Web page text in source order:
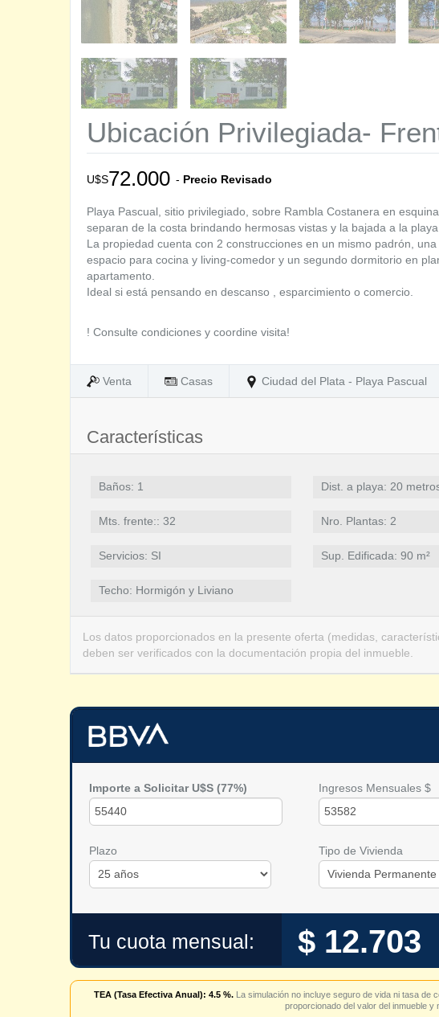
Ubicación Privilegiada-
U$S72.000 - Precio Revisado
Playa Pascual, sitio privilegiado, sobre Rambla Costanera en
separan de la costa brindando hermosas vistas y la bajada a la playa
La propiedad cuenta con 2 construcciones en un mismo padrón,
espacio para cocina y living-comedor y un segundo dormitorio en
apartamento.
Ideal si está pensando en descanso , esparcimiento o comercio.
! Consulte condiciones y coordine visita!
Venta Casas Ciudad del Plata - Playa Pascual
Características
Baños: 1 Dist. a playa: 20
Mts. frente:: 32 Nro. Plantas: 2
Servicios: SI Sup. Edificada: 90 m²
Techo: Hormigón y Liviano
Los datos proporcionados en la presente oferta (medidas,
deben ser verificados con la documentación propia del inmueble.
Importe a Solicitar U$S (77%) Ingresos Mensuales $
Plazo Tipo de Vivienda
$ 12.703
Tu cuota mensual:
TEA (Tasa Efectiva Anual):4.5 %. La simulación no incluye seguro de vida ni tasa de
proporcionado del valor del inmueble y